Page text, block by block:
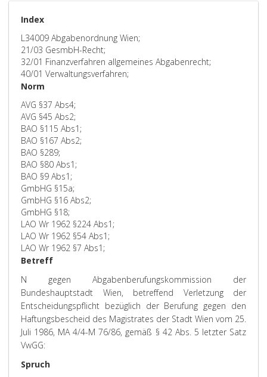
Index
L34009 Abgabenordnung Wien;
21/03 GesmbH-Recht;
32/01 Finanzverfahren allgemeines Abgabenrecht;
40/01 Verwaltungsverfahren;
Norm
AVG §37 Abs4;
AVG §45 Abs2;
BAO §115 Abs1;
BAO §167 Abs2;
BAO §289;
BAO §80 Abs1;
BAO §9 Abs1;
GmbHG §15a;
GmbHG §16 Abs2;
GmbHG §18;
LAO Wr 1962 §224 Abs1;
LAO Wr 1962 §54 Abs1;
LAO Wr 1962 §7 Abs1;
Betreff
N gegen Abgabenberufungskommission der
Bundeshauptstadt Wien, betreffend Verletzung der
Entscheidungspflicht bezüglich der Berufung gegen den
Haftungsbescheid des Magistrates der Stadt Wien vom 25.
Juli 1986, MA 4/4-M 76/86, gemäß § 42 Abs. 5 letzter Satz
VwGG:
Spruch